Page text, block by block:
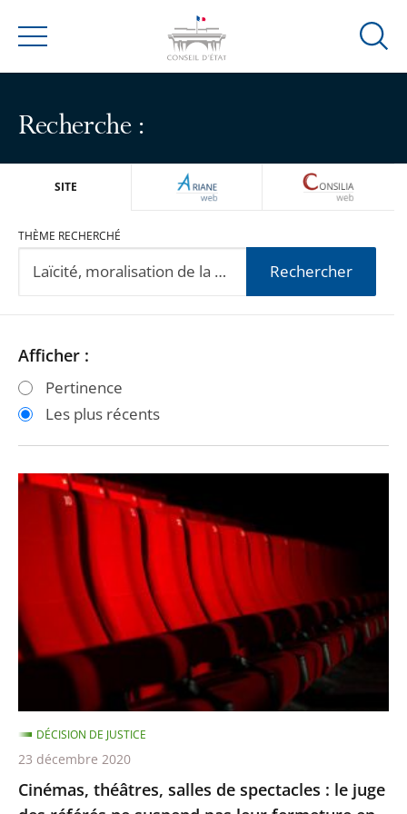
Menu
Ouvrir
Recherche :
SITE ARIANEWEB
THÈME RECHERCHÉ
Rechercher
Passer
les
filtres
après
Passer
les
filtres
avant
Afficher :
Pertinence
Les plus récents
Cinémas,
théâtres,
spectacles
:
le
juge
référés
ne
suspend
pas
Cinémas, théâtres, salles de spectacles : le juge
DÉCISION DE JUSTICE
23 décembre 2020